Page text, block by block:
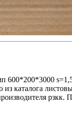
каталога